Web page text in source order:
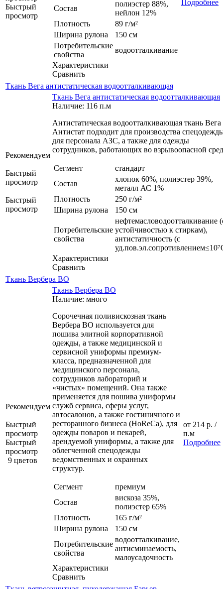
Быстрый
просмотр
Состав
полиэстер 88%,
нейлон 12%
Плотность
89 г/м²
Ширина рулона
150 см
Потребительские
свойства
водоотталкивание
Характеристики
Сравнить
Подробнее
Ткань Вега антистатическая водоотталкивающая
Рекомендуем
Быстрый
просмотр
Быстрый
просмотр
Ткань Вега антистатическая водоотталкивающая
Наличие: 116 п.м
Антистатическая водоотталкивающая ткань Вега
Антистат подходит для производства
для персонала АЗС, а также для одежды
сотрудников, работающих во взрывоопасной
Сегмент
стандарт
Состав
хлопок 60%, полиэстер 39%,
металл АС 1%
Плотность
250 г/м²
Ширина рулона
150 см
Потребительские
свойства
нефтемасловодоотталкивание
устойчивостью к стиркам),
антистатичность (с
Характеристики
Сравнить
Ткань Вербера ВО
Рекомендуем
Быстрый
просмотр
Быстрый
просмотр
9 цветов
Ткань Вербера ВО
Наличие: много
Сорочечная поливискозная ткань
Вербера ВО используется для
пошива элитной корпоративной
одежды, а также медицинской и
сервисной униформы премиум-
класса, предназначенной для
медицинского персонала,
сотрудников лабораторий и
«чистых» помещений. Она также
применяется для пошива униформы
служб сервиса, сферы услуг,
автосалонов, а также гостиничного и
ресторанного бизнеса (HoReCa), для
одежды поваров и пекарей,
арендуемой униформы, а также для
облегченной спецодежды
ведомственных и охранных
структур.
Сегмент
премиум
Состав
вискоза 35%,
полиэстер 65%
Плотность
165 г/м²
Ширина рулона
150 см
Потребительские
свойства
водоотталкивание,
антисминаемость,
малоусадочность
Характеристики
Сравнить
от 214 р. /
п.м
Подробнее